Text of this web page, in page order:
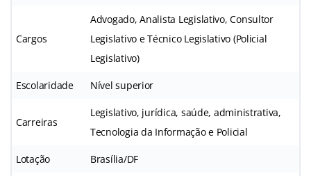
Cargos
Advogado, Analista Legislativo, Consultor
Legislativo e Técnico Legislativo (Policial
Legislativo)
Escolaridade Nível superior
Carreiras
Legislativo, jurídica, saúde, administrativa,
Tecnologia da Informação e Policial
Lotação Brasília/DF